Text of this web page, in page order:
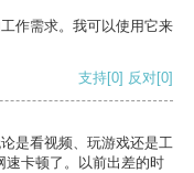
作需求。我可以使用它来
支持[0] 反对[0]
是看视频、玩游戏还是工
速卡顿了。以前出差的时